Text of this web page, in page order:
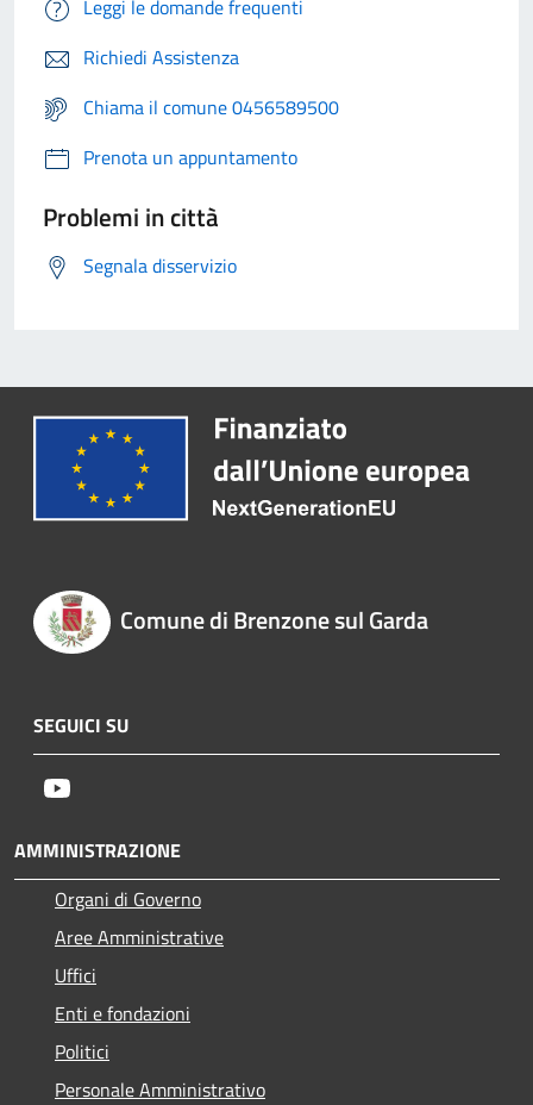
Leggi le domande frequenti
Richiedi Assistenza
Chiama il comune 0456589500
Prenota un appuntamento
Problemi in città
Segnala disservizio
Comune di Brenzone sul Garda
SEGUICI SU
AMMINISTRAZIONE
Organi di Governo
Aree Amministrative
Uffici
Enti e fondazioni
Politici
Personale Amministrativo